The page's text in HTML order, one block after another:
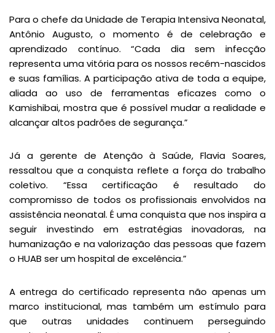
Para o chefe da Unidade de Terapia Intensiva Neonatal,
Antônio Augusto, o momento é de celebração e
aprendizado contínuo. “Cada dia sem infecção
representa uma vitória para os nossos recém-nascidos
e suas famílias. A participação ativa de toda a equipe,
aliada ao uso de ferramentas eficazes como o
Kamishibai, mostra que é possível mudar a realidade e
alcançar altos padrões de segurança.”
Já a gerente de Atenção à Saúde, Flavia Soares,
ressaltou que a conquista reflete a força do trabalho
coletivo. “Essa certificação é resultado do
compromisso de todos os profissionais envolvidos na
assistência neonatal. É uma conquista que nos inspira a
seguir investindo em estratégias inovadoras, na
humanização e na valorização das pessoas que fazem
o HUAB ser um hospital de excelência.”
A entrega do certificado representa não apenas um
marco institucional, mas também um estímulo para
que outras unidades continuem perseguindo